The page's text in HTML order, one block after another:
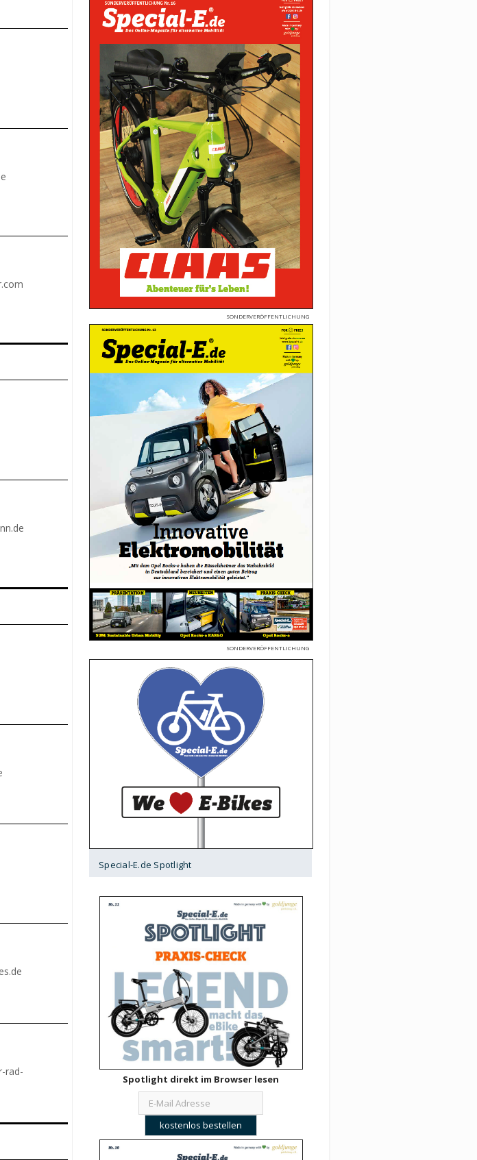
rad-
SONDERVERÖFFENTLICHUNG
SONDERVERÖFFENTLICHUNG
Special-E.de Spotlight
Spotlight direkt im Browser lesen